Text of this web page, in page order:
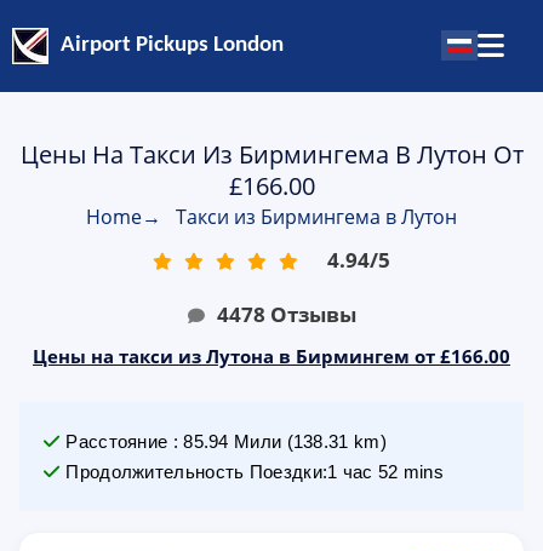
Airport Pickups London
Цены На Такси Из Бирмингема В Лутон От
£166.00
Home→ Такси из Бирмингема в Лутон
4.94/5
4478 Отзывы
Цены на такси из Лутона в Бирмингем от £166.00
Расстояние :85.94 Мили (138.31 km)
Продолжительность Поездки:1 час 52 mins